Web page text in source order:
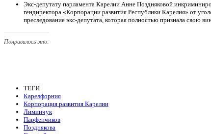
Экс-депутату парламента Карелии Анне Поздняковой
гендиректора «Корпорации развития Республики Карелия» от
преследование экс-депутата, которая полностью признала свою
Понравилось это:
ТЕГИ
Карелфорния
Корпорация развития Карелии
Лиминчук
Парфенчиков
Позднякова